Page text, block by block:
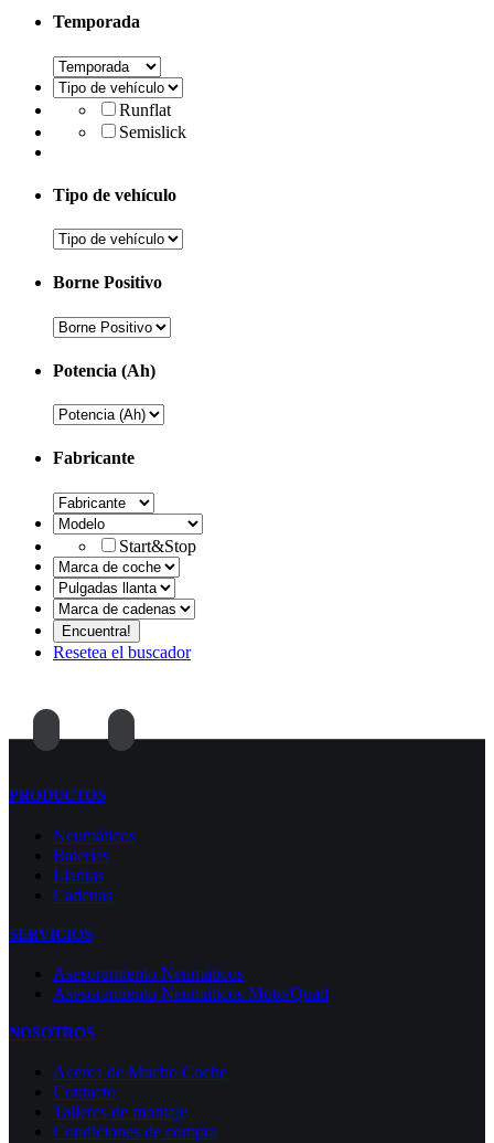
Temporada
Runflat
Semislick
Tipo de vehículo
Borne Positivo
Potencia (Ah)
Fabricante
Start&Stop
Resetea el buscador
PRODUCTOS
Neumáticos
Baterías
Llantas
Cadenas
SERVICIOS
Asesoramiento Neumáticos
Asesoramiento Neumáticos Moto/Quad
NOSOTROS
Acerca de Mucho Coche
Contacto
Talleres de montaje
Condiciones de compra